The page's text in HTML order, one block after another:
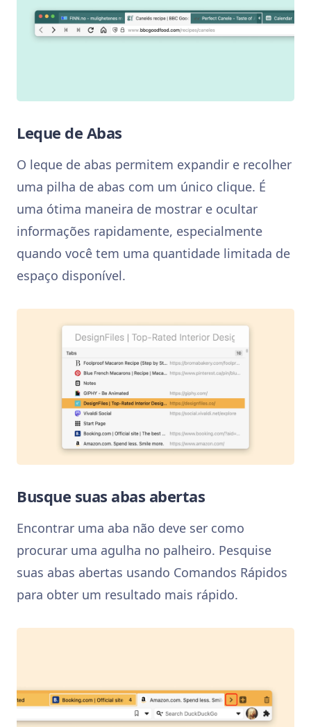
Leque de Abas
O leque de abas permitem expandir e recolher
uma pilha de abas com um único clique. É
uma ótima maneira de mostrar e ocultar
informações rapidamente, especialmente
quando você tem uma quantidade limitada de
espaço disponível.
Busque suas abas abertas
Encontrar uma aba não deve ser como
procurar uma agulha no palheiro. Pesquise
suas abas abertas usando Comandos Rápidos
para obter um resultado mais rápido.